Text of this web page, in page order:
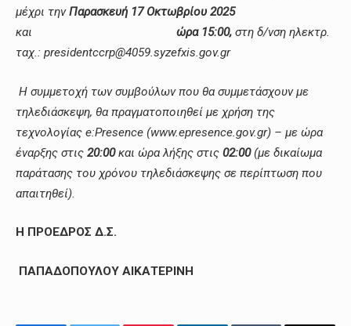
μέχρι τηνΠαρασκευή 17 Οκτωβρίου 2025
και ώρα 15:00, στη δ/νση ηλεκτρ.
ταχ.: presidentccrp@4059.syzefxis.gov.gr
Η συμμετοχή των συμβούλων που θα συμμετάσχουν με
τηλεδιάσκεψη, θα πραγματοποιηθεί με χρήση της
τεχνολογίας e:Presence (www.epresence.gov.gr) – με ώρα
έναρξης στις 20:00και ώρα λήξης στις 02:00(με δικαίωμα
παράτασης του χρόνου τηλεδιάσκεψης σε περίπτωση που
απαιτηθεί).
Η ΠΡΟΕΔΡΟΣ Δ.Σ.
ΠΑΠΑΔΟΠΟΥΛΟΥ ΑΙΚΑΤΕΡΙΝΗ